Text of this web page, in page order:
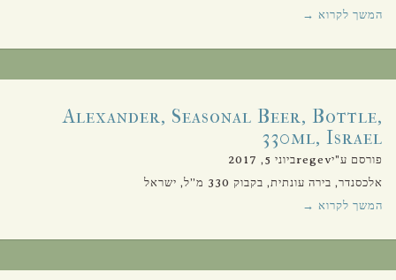
המשך לקרוא →
Alexander, Seasonal Beer, Bottle,
330ml, Israel
פורסם ע"יregevביוני 5, 2017
אלכסנדר, בירה עונתית, בקבוק 330 מ”ל, ישראל
המשך לקרוא →